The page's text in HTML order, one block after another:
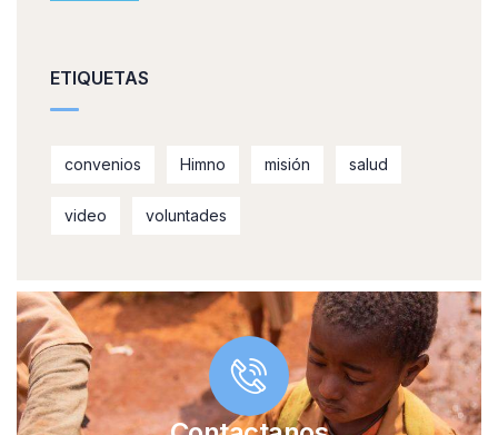
ETIQUETAS
convenios Himno misión salud
video voluntades